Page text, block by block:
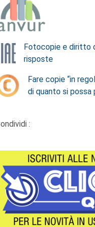
Fotocopie e diritto
risposte
Fare copie “in
di quanto si possa
: